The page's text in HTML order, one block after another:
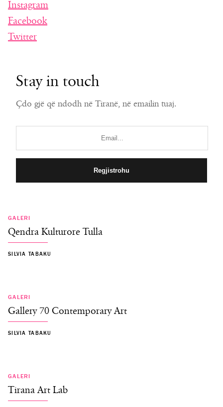
Instagram
Facebook
Twitter
Stay in touch
Çdo gjë që ndodh në Tiranë, në emailin tuaj.
GALERI
Qendra Kulturore Tulla
SILVIA TABAKU
GALERI
Gallery 70 Contemporary Art
SILVIA TABAKU
GALERI
Tirana Art Lab